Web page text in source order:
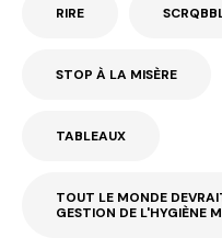
RIRE
STOP À LA MISÈRE
TABLEAUX
TOUT LE MONDE
GESTION DE L'HYGIÈNE